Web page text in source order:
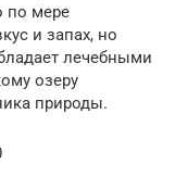
по мере
и запах, но
лечебными
озеру
природы.